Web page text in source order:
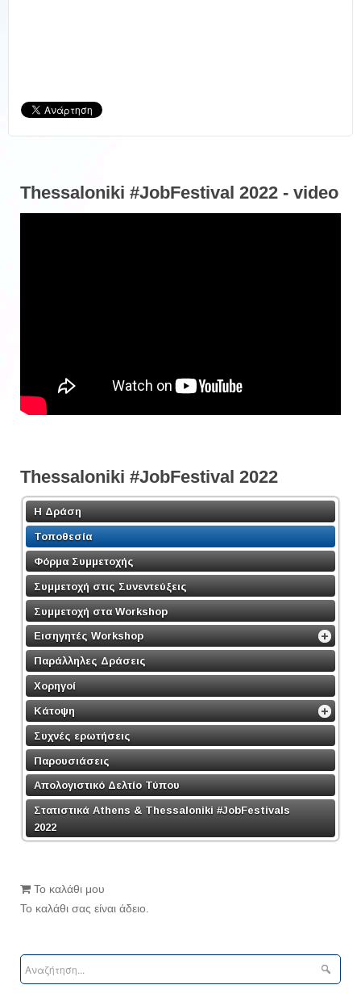
Thessaloniki #JobFestival 2022 - video
Thessaloniki #JobFestival 2022
Η Δράση
Τοποθεσία
Φόρμα Συμμετοχής
Συμμετοχή στις Συνεντεύξεις
Συμμετοχή στα Workshop
Εισηγητές Workshop
Παράλληλες Δράσεις
Χορηγοί
Κάτοψη
Συχνές ερωτήσεις
Παρουσιάσεις
Απολογιστικό Δελτίο Τύπου
Στατιστικά Athens & Thessaloniki #JobFestivals
2022
Το καλάθι μου
Το καλάθι σας είναι άδειο.